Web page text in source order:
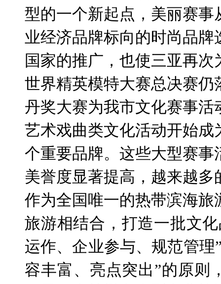
型的一个新起点，美丽赛
业经济品牌标向的时尚品
国家的推广，也使三亚再次
世界精英模特大赛总决赛仍
丹奖大赛为我市文化赛事
艺术戏曲类文化活动开始
个重要品牌。这些大型赛
美誉度显著提高，越来越多
作为全国唯一的热带滨海
旅游相结合，打造一批文
运作、企业参与、规范管
容丰富、亮点突出”的原则